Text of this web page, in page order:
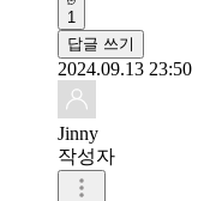
1
답글 쓰기
2024.09.13 23:50
Jinny
작성자